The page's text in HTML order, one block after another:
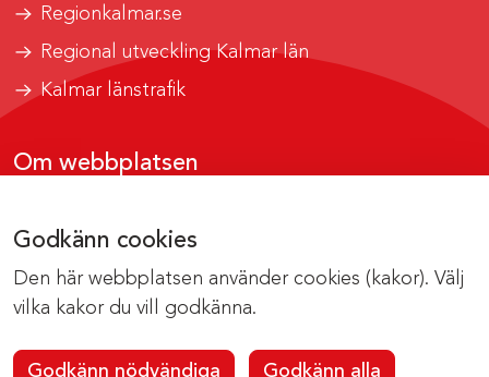
Godkänn cookies
Den här webbplatsen använder cookies (kakor). Välj
vilka kakor du vill godkänna.
Godkänn nödvändiga Godkänn alla
Regionkalmar.se
Regional utveckling Kalmar län
Kalmar länstrafik
Om webbplatsen
Om cookies
Kontakta webbredaktionen